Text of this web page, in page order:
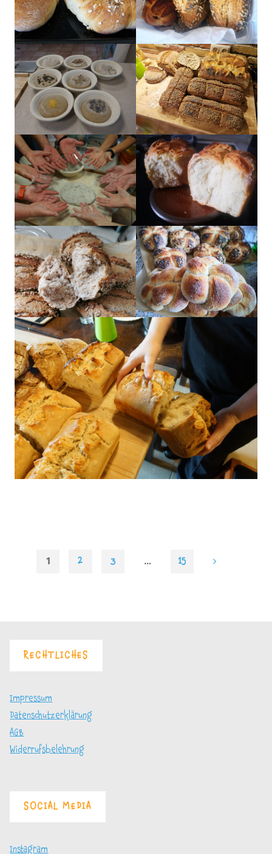
Beiträge
1 2 3 … 15
RECHTLICHES
Impressum
Datenschutzerklärung
AGB
Widerrufsbelehrung
SOCIAL MEDIA
Instagram